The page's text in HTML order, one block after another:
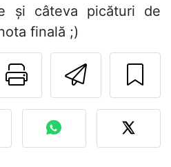
și câteva picături de
finală ;)
Printează
o
poză cu